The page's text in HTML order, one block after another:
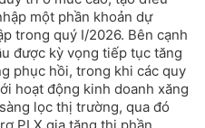
một phần khoản dự
trong quý I/2026. Bên cạnh
được kỳ vọng tiếp tục tăng
phục hồi, trong khi các quy
hoạt động kinh doanh xăng
lọc thị trường, qua đó